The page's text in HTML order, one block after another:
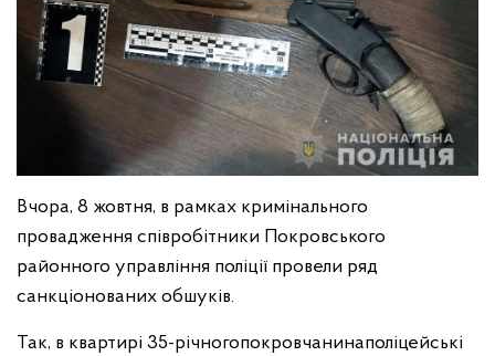
Вчора, 8 жовтня, в рамках кримінального
провадження співробітники Покровського
районного управління поліції провели ряд
санкціонованих обшуків.
Так, в квартирі 35-річногопокровчанинаполіцейські